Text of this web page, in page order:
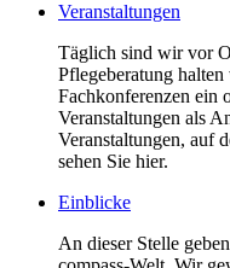
Veranstaltungen
Täglich sind wir vor
Pflegeberatung
Fachkonferenzen ein
Veranstaltungen als
Veranstaltungen, auf
sehen Sie hier.
Einblicke
An dieser Stelle